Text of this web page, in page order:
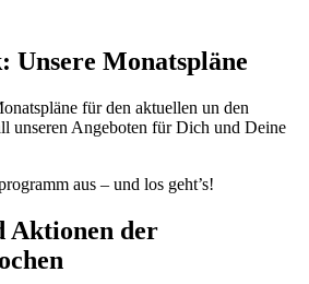
Unsere Monatspläne
für den aktuellen un den
unseren Angeboten für Dich und Deine
aus – und los geht’s!
Aktionen der